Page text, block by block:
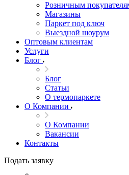
Розничным
Магазины
Паркет под ключ
Выездной шоурум
Оптовым клиентам
Услуги
Блог
Блог
Статьи
О термопаркете
О Компании
О Компании
Вакансии
Контакты
Подать заявку